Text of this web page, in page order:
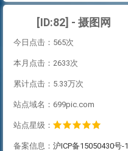
[ID:82] - 摄图网
今日点击：565次
本月点击：2633次
累计点击：5.33万次
站点域名：699pic.com
站点星级：
备案信息： 沪ICP备15050430号-1